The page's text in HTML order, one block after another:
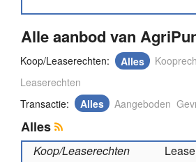
Alle aanbod van
Koop/Leaserechten: Alles
Leaserechten
Transactie:
Alles Aangeboden
Alles
Koop/Leaserechten